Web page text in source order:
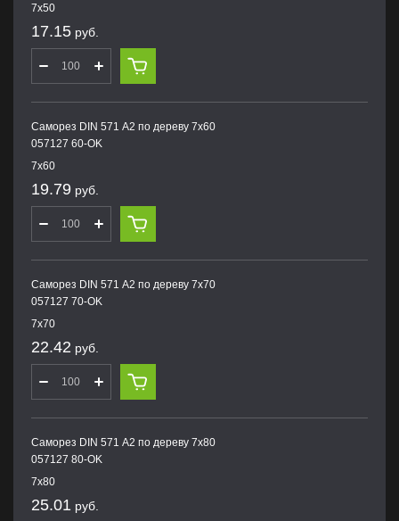
7х50
17.15 руб.
Саморез DIN 571 А2 по дереву 7х60
057127 60-OK
7х60
19.79 руб.
Саморез DIN 571 А2 по дереву 7х70
057127 70-OK
7х70
22.42 руб.
Саморез DIN 571 А2 по дереву 7х80
057127 80-OK
7х80
25.01 руб.